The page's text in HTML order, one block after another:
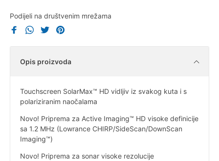
Podijeli na društvenim mrežama
Opis proizvoda
Touchscreen SolarMax™ HD vidljiv iz svakog kuta i s
polariziranim naočalama
Novo! Priprema za Active Imaging™ HD visoke definicije
sa 1.2 MHz (Lowrance CHIRP/SideScan/DownScan
Imaging™)
Novo! Priprema za sonar visoke rezolucije